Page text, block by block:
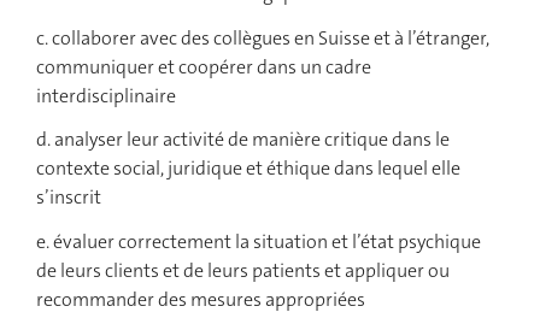
c. collaborer avec des collègues en Suisse et à l’étranger,
communiquer et coopérer dans un cadre
interdisciplinaire
d. analyser leur activité de manière critique dans le
contexte social, juridique et éthique dans lequel elle
s’inscrit
e. évaluer correctement la situation et l’état psychique
de leurs clients et de leurs patients et appliquer ou
recommander des mesures appropriées